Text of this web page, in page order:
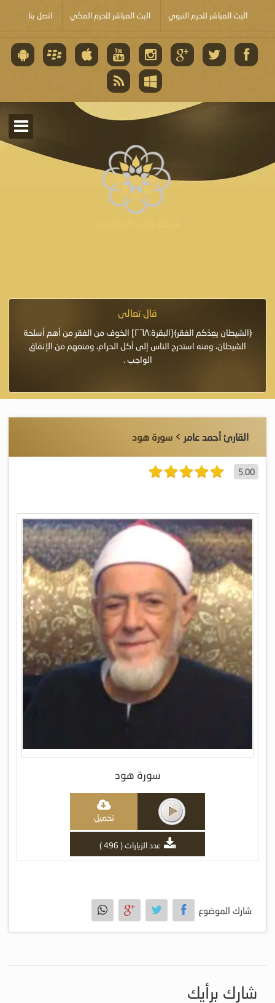
البث المباشر للحرم النبوي البث المباشر للحرم المكي اتصل بنا
قال تعالى
﴿الشيطان يعِدُكم الفقر﴾[البقرة:٢٦٨] الخوف من الفقر من أهم أسلحة
الشيطان، ومنه استدرج الناس إلى أكل الحرام، ومنعهم من الإنفاق
الواجب .
القارئ أحمد عامر > سورة هود
5.00
سورة هود
تحميل
عدد الزيارات ( 496 )
شارك الموضوع
شارك برأيك